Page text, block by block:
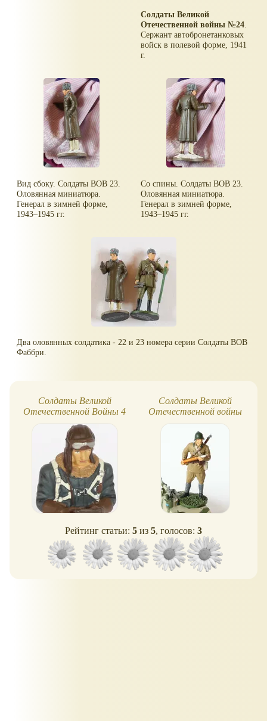
Солдаты Великой
Отечественной войны №24
Сержант автобронетанковых
войск в полевой форме, 1941
г.
Вид сбоку. Солдаты ВОВ 23.
Оловянная миниатюра.
Генерал в зимней форме,
1943–1945 гг.
Со спины. Солдаты ВОВ 23.
Оловянная миниатюра.
Генерал в зимней форме,
1943–1945 гг.
Два оловянных солдатика - 22 и 23 номера серии Солдаты ВОВ
Фаббри.
Солдаты Великой
Отечественной Войны 4
Солдаты Великой
Отечественной войны
20 Артиллерист РККА
Рейтинг статьи: 5 из 5, голосов: 3